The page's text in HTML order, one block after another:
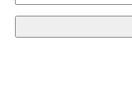
(obrigatório)